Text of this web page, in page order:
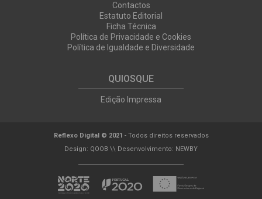
Contactos
Estatuto Editorial
Ficha Técnica
Política de Privacidade e Cookies
Política de Igualdade e Diversidade
QUIOSQUE
Edição Impressa
Reflexo Digital © 2021 - Todos direitos reservados
Design: QOOB \\ Desenvolvimento: NEWBY